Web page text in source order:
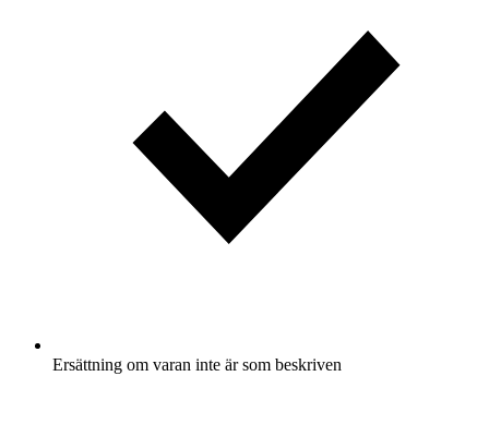
Ersättning om varan inte är som beskriven